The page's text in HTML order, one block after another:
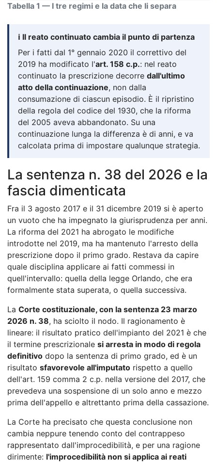
Tabella 1 — I tre regimi e la data che li separa
ℹ️ Il reato continuato cambia il punto di partenza
Per i fatti dal 1° gennaio 2020 il correttivo del
2019 ha modificato l'art. 158 c.p.: nel reato
continuato la prescrizione decorre dall'ultimo
atto della continuazione, non dalla
consumazione di ciascun episodio. È il ripristino
della regola del codice del 1930, che la riforma
del 2005 aveva abbandonato. Su una
continuazione lunga la differenza è di anni, e va
calcolata prima di impostare qualunque strategia.
La sentenza n. 38 del 2026 e la
fascia dimenticata
Fra il 3 agosto 2017 e il 31 dicembre 2019 si è aperto
un vuoto che ha impegnato la giurisprudenza per anni.
La riforma del 2021 ha abrogato le modifiche
introdotte nel 2019, ma ha mantenuto l'arresto della
prescrizione dopo il primo grado. Restava da capire
quale disciplina applicare ai fatti commessi in
quell'intervallo: quella della legge Orlando, che era
formalmente stata superata, o quella successiva.
La Corte costituzionale, con la sentenza 23 marzo
2026 n. 38, ha sciolto il nodo. Il ragionamento è
lineare: il risultato pratico dell'impianto del 2021 è che
il termine prescrizionale si arresta in modo di regola
definitivo dopo la sentenza di primo grado, ed è un
risultato sfavorevole all'imputato rispetto a quello
dell'art. 159 comma 2 c.p. nella versione del 2017, che
prevedeva una sospensione di un solo anno e mezzo
prima dell'appello e altrettanto prima della cassazione.
La Corte ha precisato che questa conclusione non
cambia neppure tenendo conto del contrappeso
rappresentato dall'improcedibilità, e per una ragione
dirimente: l'improcedibilità non si applica ai reati